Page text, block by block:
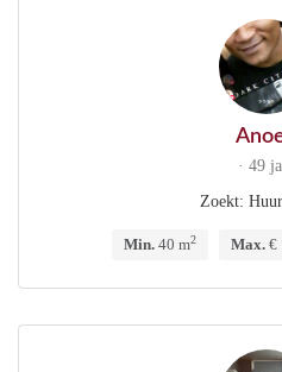
· 49
Zoekt:
Min. 40 m2 Max. €